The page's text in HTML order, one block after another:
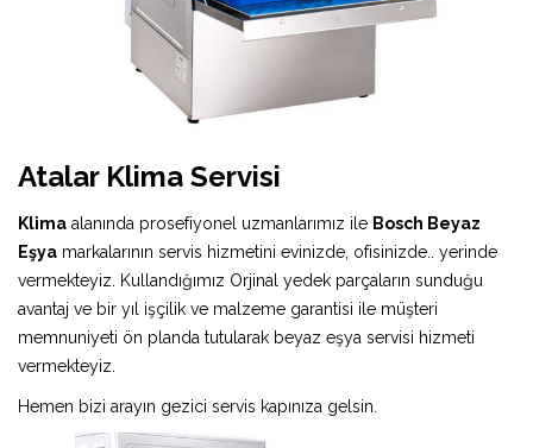
Atalar Klima Servisi
Klima alanında prosefiyonel uzmanlarımız ile Bosch Beyaz
Eşya markalarının servis hizmetini evinizde, ofisinizde.. yerinde
vermekteyiz. Kullandığımız Orjinal yedek parçaların sunduğu
avantaj ve bir yıl işçilik ve malzeme garantisi ile müşteri
memnuniyeti ön planda tutularak beyaz eşya servisi hizmeti
vermekteyiz.
Hemen bizi arayın gezici servis kapınıza gelsin.